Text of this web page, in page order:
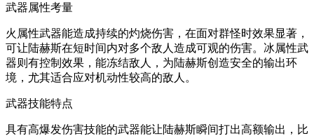
武器属性考量
火属性武器能造成持续的灼烧伤害，在面对群怪时效果显著，
可让陆赫斯在短时间内对多个敌人造成可观的伤害。冰属性武
器则有控制效果，能冻结敌人，为陆赫斯创造安全的输出环
境，尤其适合应对机动性较高的敌人。
武器技能特点
具有高爆发伤害技能的武器能让陆赫斯瞬间打出高额输出，比